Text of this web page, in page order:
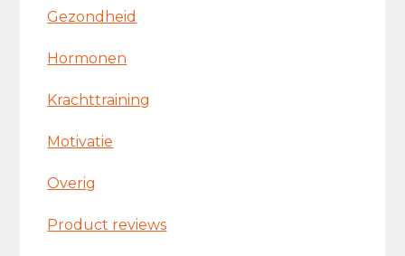
Gezondheid
Hormonen
Krachttraining
Motivatie
Overig
Product reviews